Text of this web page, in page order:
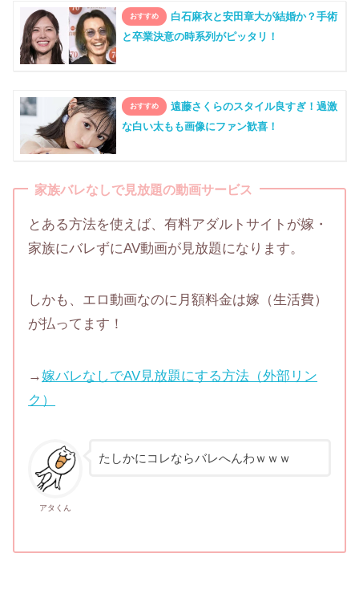
白石麻衣と安田章大が結婚か？手術
と卒業決意の時系列がピッタリ！
遠藤さくらのスタイル良すぎ！過激
な白い太もも画像にファン歓喜！
家族バレなしで見放題の動画サービス
とある方法を使えば、有料アダルトサイトが嫁・
家族にバレずにAV動画が見放題になります。
しかも、エロ動画なのに月額料金は嫁（生活費）
が払ってます！
→嫁バレなしでAV見放題にする方法（外部リン
ク）
アタくん
たしかにコレならバレへんわｗｗｗ